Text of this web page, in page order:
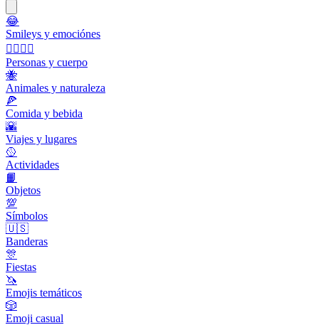
😂
Smileys y emociónes
👩‍❤️‍💋‍👨
Personas y cuerpo
🐝
Animales y naturaleza
🍕
Comida y bebida
🌇
Viajes y lugares
🥎
Actividades
📙
Objetos
💯
Símbolos
🇺🇸
Banderas
🎊
Fiestas
🦄
Emojis temáticos
🎲
Emoji casual